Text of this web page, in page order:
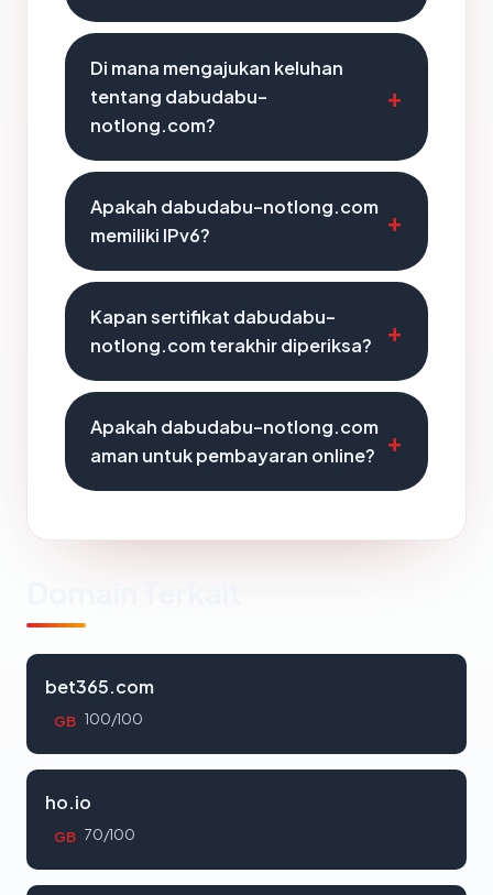
Di mana mengajukan keluhan
tentang dabudabu-
notlong.com?
Apakah dabudabu-notlong.com
memiliki IPv6?
Kapan sertifikat dabudabu-
notlong.com terakhir diperiksa?
Apakah dabudabu-notlong.com
aman untuk pembayaran online?
bet365.com
GB 100/100
ho.io
GB 70/100